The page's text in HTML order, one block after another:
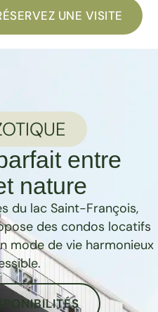
UNE VISITE
entre
nature
du lac Saint-François,
des condos locatifs
mode de vie harmonieux